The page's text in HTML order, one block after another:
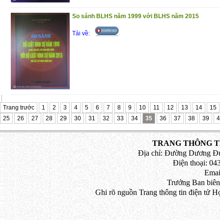
So sánh BLHS năm 1999 với BLHS năm 2015
Tải về:
Trang trước 1 2 3 4 5 6 7 8 9 10 11 12 13 14
15
25
26 27 28 29 30 31 32 33 34 35 36 37 38 39
TRANG THÔNG
Địa chỉ: Đường Dương
Điện thoại:
Trưởng Ban
Ghi rõ nguồn Trang thông tin điện tử